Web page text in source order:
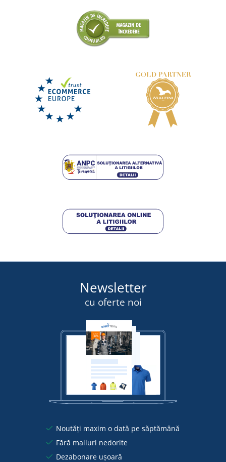
Rucsac turistic OUTDOOR
345,75 lei
Newsletter
cu oferte noi
Noutăți maxim o dată pe săptămână
Fără mailuri nedorite
Dezabonare ușoară